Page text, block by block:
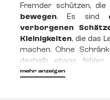
Fremder schützen, die
bewegen. Es sind
verborgenen
Kleinigkeiten, die das
machen. Ohne
deshalb etwas
unordentlicher wäre es
mehr anzeigen